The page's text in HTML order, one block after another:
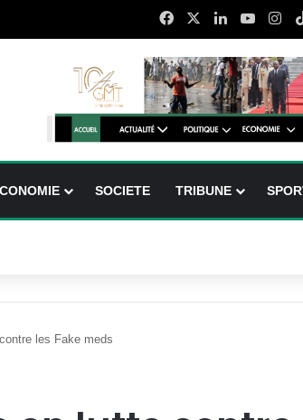
FacebookLinkedin
SOCIETE TRIBUNE
les Fake meds